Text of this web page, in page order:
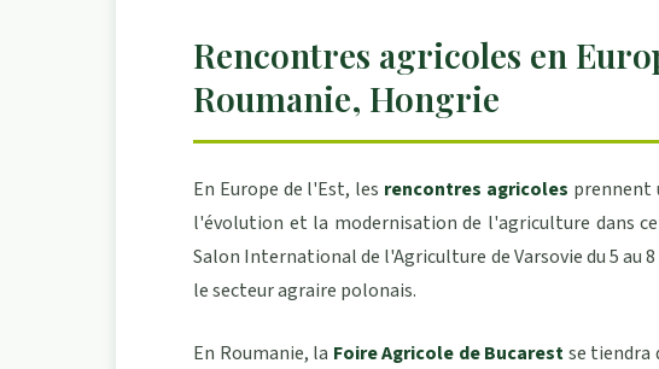
Rencontres agricoles en
Roumanie, Hongrie
En Europe de l'Est, les rencontres agricoles prennent
l'évolution et la modernisation de l'agriculture dans
Salon International de l'Agriculture de Varsovie du 5 au
le secteur agraire polonais.
En Roumanie, la Foire Agricole de Bucarestse tiendra